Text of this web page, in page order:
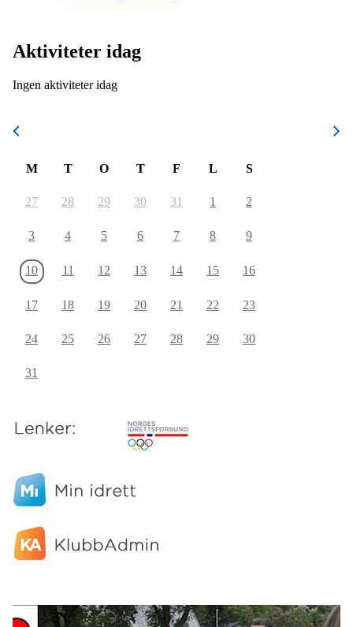
Aktiviteter idag
Ingen aktiviteter idag
M T O T F L S
27 28 29 30 31 1 2
3 4 5 6 7 8 9
10 11 12 13 14 15 16
17 18 19 20 21 22 23
24 25 26 27 28 29 30
31